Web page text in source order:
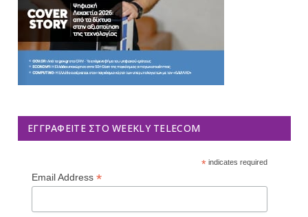
ΕΓΓΡΑΦΕΊΤΕ ΣΤΟ WEEKLY TELECOM
*indicates required
Email Address *